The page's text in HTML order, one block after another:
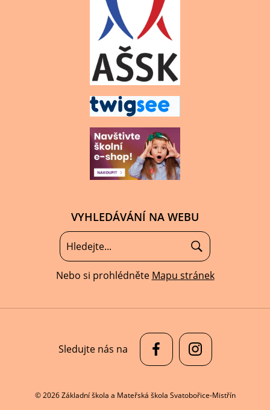
VYHLEDÁVÁNÍ NA WEBU
Nebo si prohlédněte Mapu stránek
© 2026 Základní škola a Mateřská škola Svatobořice-Mistřín
Sledujte nás na